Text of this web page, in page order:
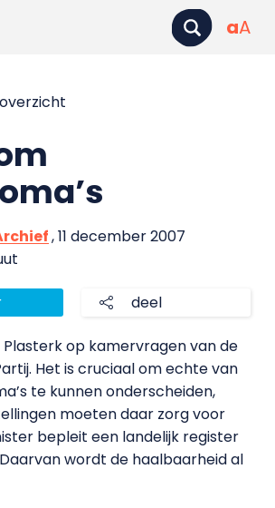
aA
, 11 december 2007
deel
op kamervragen van de
Het is cruciaal om echte van
te kunnen onderscheiden,
moeten daar zorg voor
bepleit een landelijk register
wordt de haalbaarheid al